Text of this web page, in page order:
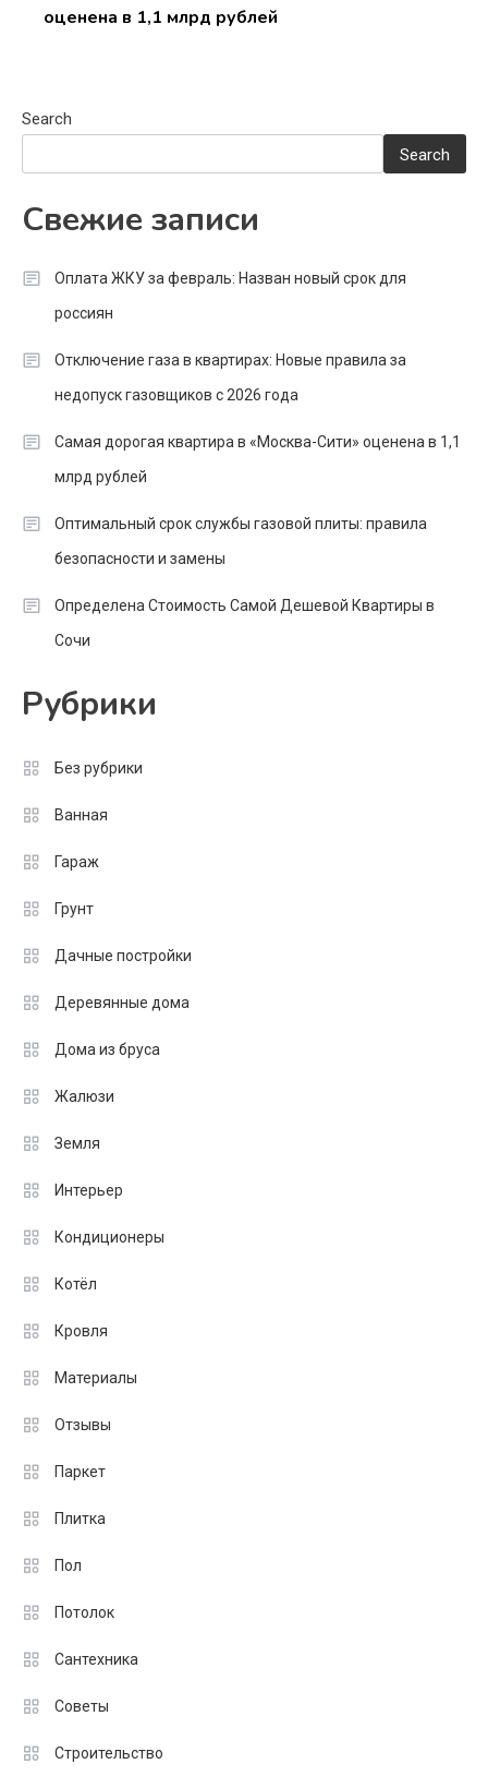
оценена в 1,1 млрд рублей
Search
Search
Свежие записи
Оплата ЖКУ за февраль: Назван новый срок для
россиян
Отключение газа в квартирах: Новые правила за
недопуск газовщиков с 2026 года
Самая дорогая квартира в «Москва-Сити» оценена в 1,1
млрд рублей
Оптимальный срок службы газовой плиты: правила
безопасности и замены
Определена Стоимость Самой Дешевой Квартиры в
Сочи
Рубрики
Без рубрики
Ванная
Гараж
Грунт
Дачные постройки
Деревянные дома
Дома из бруса
Жалюзи
Земля
Интерьер
Кондиционеры
Котёл
Кровля
Материалы
Отзывы
Паркет
Плитка
Пол
Потолок
Сантехника
Советы
Строительство